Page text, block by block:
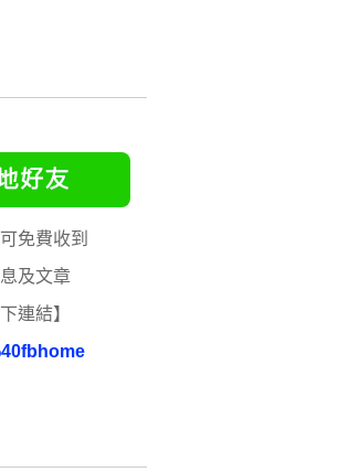
免費收到
及文章
連結】